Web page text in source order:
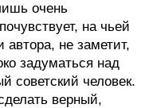
очень
на чьей
не заметит,
задуматься над
советский человек.
верный,